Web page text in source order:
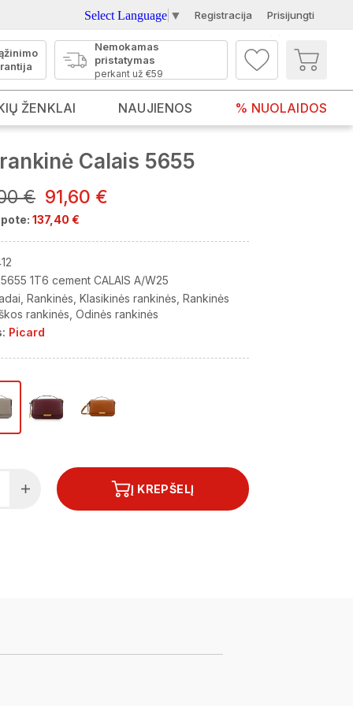
Select Language ▼ Registracija Prisijungti
Nemokamas
pristatymas
perkant už €59
ŽENKLAI NAUJIENOS % NUOLAIDOS
Calais 5655
€ 91,60 €
137,40 €
1T6 cement CALAIS A/W25
Rankinės Klasikinės rankinės Rankinės
rankinės Odinės rankinės
Picard
Į KREPŠELĮ